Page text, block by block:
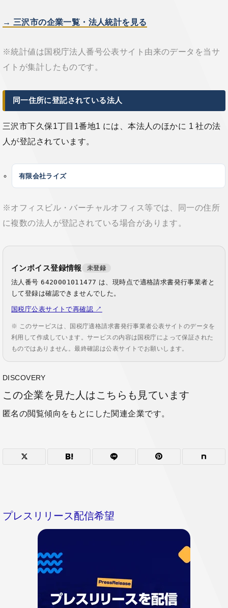
→ 三沢市の企業一覧・法人統計を見る
※統計値は国税庁法人番号公表サイト由来のデータを当サ
イトが集計したものです。
同一住所に登記されている法人
三沢市下久保1丁目1番地1 には、本法人のほかに 1 社の法
人が登記されています。
有限会社ライズ
※オフィスビル・バーチャルオフィス等では、同一の住所
に複数の法人が登記されている場合があります。
インボイス登録情報 未登録
法人番号6420001011477 は、現時点で適格請求書発行事業者と
して登録は確認できませんでした。
国税庁公表サイトで再確認 ↗
※ このサービスは、国税庁適格請求書発行事業者公表サイトのデータを
利用して作成しています。サービスの内容は国税庁によって保証された
ものではありません。最終確認は公表サイトでお願いします。
DISCOVERY
この企業を見た人はこちらも見ています
匿名の閲覧傾向をもとにした関連企業です。
プレスリリース配信希望